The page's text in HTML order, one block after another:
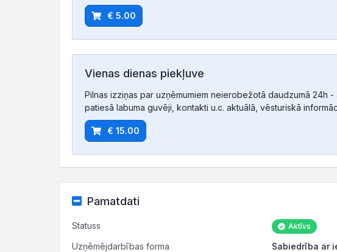
€ 5.00
Vienas dienas piekļuve
Pilnas izziņas par uzņēmumiem neierobežotā daudzumā 24h
patiesā labuma guvēji, kontakti u.c. aktuālā, vēsturiskā
€ 15.00
Pamatdati
Statuss Aktīvs
Uzņēmējdarbības forma
Sabiedrība ar